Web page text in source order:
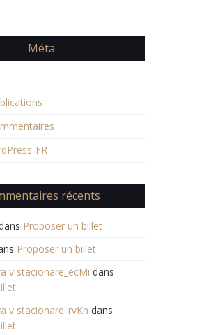
Méta
FR
récents
Proposer un billet
Proposer un billet
v stacionare_ecMi dans
v stacionare_rvKn dans